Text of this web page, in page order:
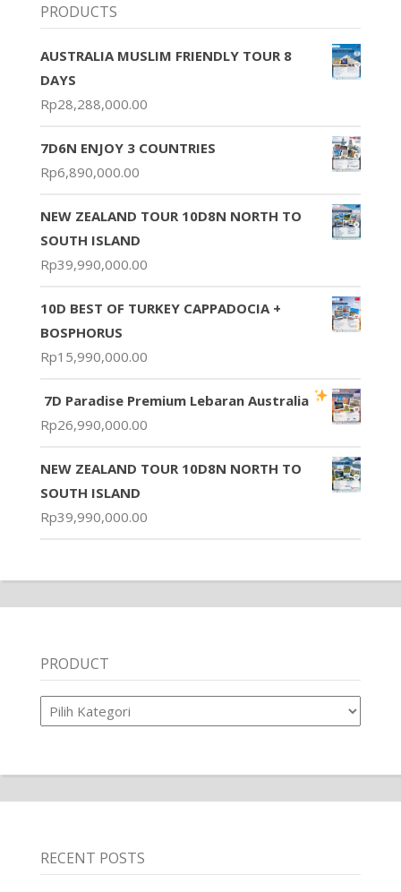
PRODUCTS
AUSTRALIA MUSLIM FRIENDLY TOUR 8
DAYS
Rp28,288,000.00
7D6N ENJOY 3 COUNTRIES
Rp6,890,000.00
NEW ZEALAND TOUR 10D8N NORTH TO
SOUTH ISLAND
Rp39,990,000.00
10D BEST OF TURKEY CAPPADOCIA +
BOSPHORUS
Rp15,990,000.00
7D Paradise Premium Lebaran Australia
Rp26,990,000.00
NEW ZEALAND TOUR 10D8N NORTH TO
SOUTH ISLAND
Rp39,990,000.00
PRODUCT
Product
RECENT POSTS